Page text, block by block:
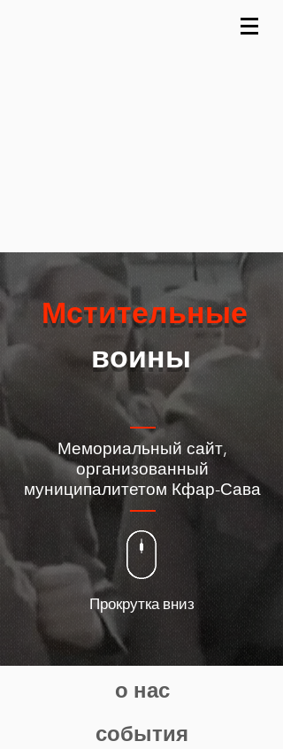
Мстительные
воины
Мемориальный сайт,
организованный
муниципалитетом Кфар-Сава
Прокрутка вниз
о нас
события